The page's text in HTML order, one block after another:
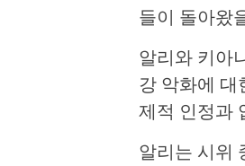
들이 돌아왔
알리와 키아
강 악화에 대
제적 인정과
알리는 시위